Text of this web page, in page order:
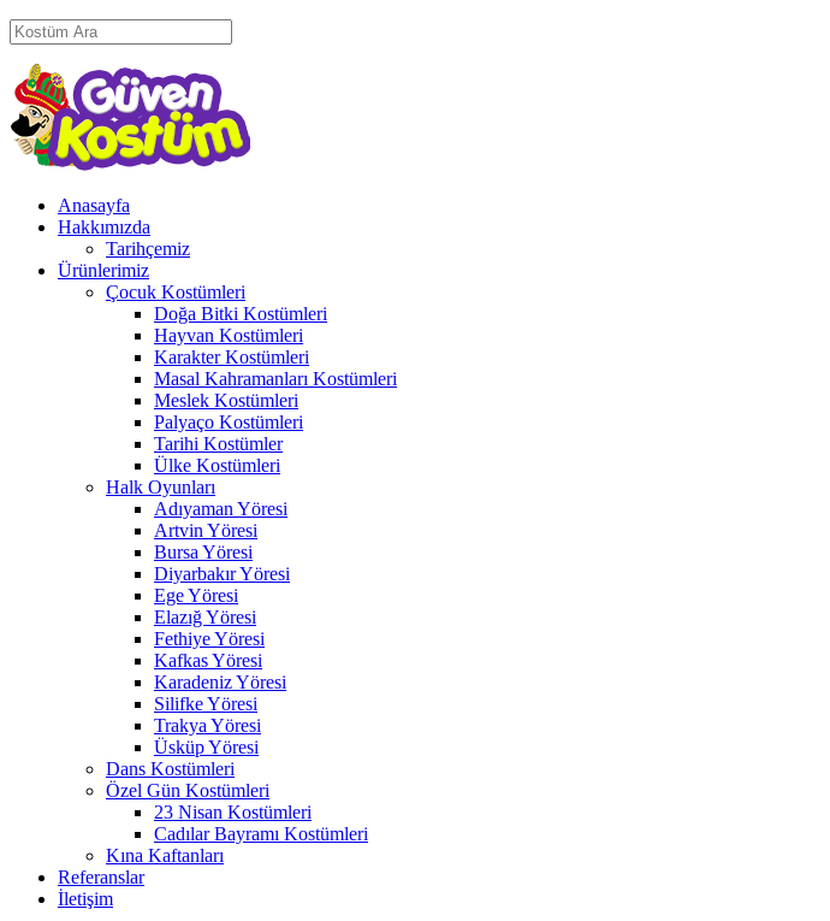
Anasayfa
Hakkımızda
Tarihçemiz
Ürünlerimiz
Çocuk Kostümleri
Doğa Bitki Kostümleri
Hayvan Kostümleri
Karakter Kostümleri
Masal Kahramanları Kostümleri
Meslek Kostümleri
Palyaço Kostümleri
Tarihi Kostümler
Ülke Kostümleri
Halk Oyunları
Adıyaman Yöresi
Artvin Yöresi
Bursa Yöresi
Diyarbakır Yöresi
Ege Yöresi
Elazığ Yöresi
Fethiye Yöresi
Kafkas Yöresi
Karadeniz Yöresi
Silifke Yöresi
Trakya Yöresi
Üsküp Yöresi
Dans Kostümleri
Özel Gün Kostümleri
23 Nisan Kostümleri
Cadılar Bayramı Kostümleri
Kına Kaftanları
Referanslar
İletişim